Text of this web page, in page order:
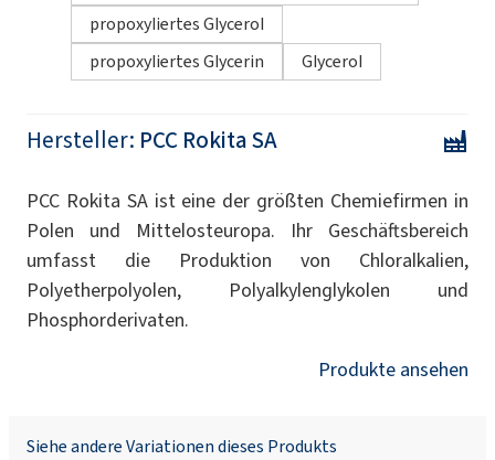
propoxyliertes Glycerol
propoxyliertes Glycerin
Glycerol
Hersteller: PCC Rokita SA
PCC Rokita SA ist eine der größten Chemiefirmen in
Polen und Mittelosteuropa. Ihr Geschäftsbereich
umfasst die Produktion von Chloralkalien,
Polyetherpolyolen, Polyalkylenglykolen und
Phosphorderivaten.
Produkte ansehen
Siehe andere Variationen dieses Produkts